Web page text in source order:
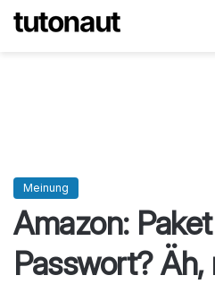
Meinung
Amazon:
Passwort? Äh,